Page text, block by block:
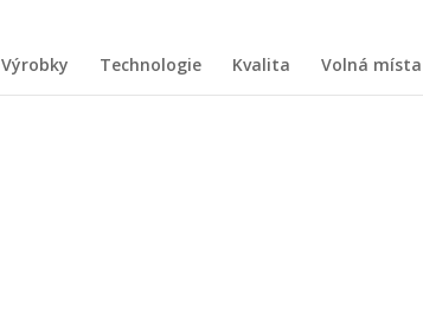
Výrobky Technologie Kvalita Volná místa